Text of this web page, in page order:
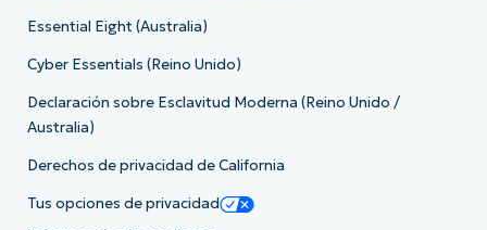
Essential Eight (Australia)
Cyber Essentials (Reino Unido)
Declaración sobre Esclavitud Moderna (Reino Unido /
Australia)
Derechos de privacidad de California
Tus opciones de privacidad